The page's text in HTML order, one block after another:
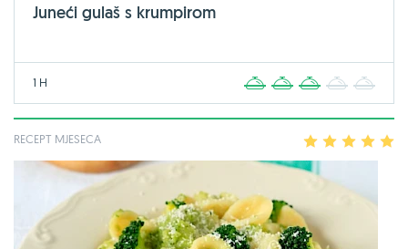
Juneći gulaš s krumpirom
1 H 2 3 4
RECEPT MJESECA 2 3 4